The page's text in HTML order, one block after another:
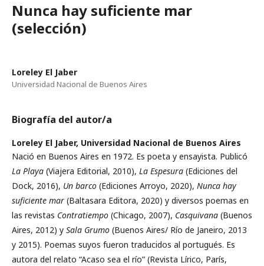
Nunca hay suficiente mar
(selección)
Loreley El Jaber
Universidad Nacional de Buenos Aires
Biografía del autor/a
Loreley El Jaber, Universidad Nacional de Buenos Aires
Nació en Buenos Aires en 1972. Es poeta y ensayista. Publicó
La Playa (Viajera Editorial, 2010), La Espesura (Ediciones del
Dock, 2016), Un barco (Ediciones Arroyo, 2020), Nunca hay
suficiente mar (Baltasara Editora, 2020) y diversos poemas en
las revistas Contratiempo (Chicago, 2007), Casquivana (Buenos
Aires, 2012) y Sala Grumo (Buenos Aires/ Río de Janeiro, 2013
y 2015). Poemas suyos fueron traducidos al portugués. Es
autora del relato “Acaso sea el río” (Revista Lírico, París,